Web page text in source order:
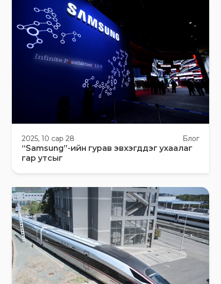
2025, 10 сар 28 Блог
“Samsung”-ийн гурав эвхэгддэг ухаалаг
гар утсыг